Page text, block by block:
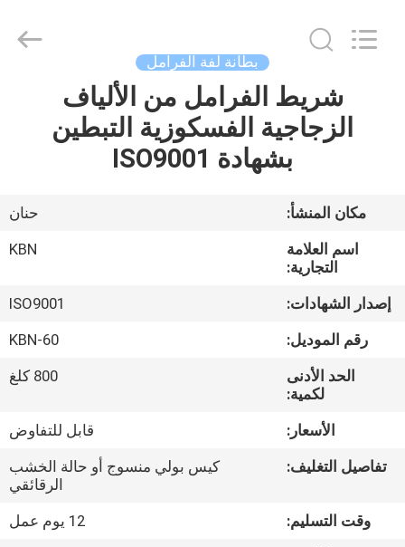
مسكن
معلومات
جولة
المعمل
مراقبة
الجودة
اتصل
بطانة لفة الفرامل
شريط الفرامل من الألياف
الزجاجية الفسكوزية التبطين
بشهادة ISO9001
مكان المنشأ:
حنان
اسم العلامة
التجارية:
KBN
إصدار الشهادات:
ISO9001
رقم الموديل:
KBN-60
الحد الأدنى
لكمية:
800 كلغ
الأسعار:
قابل للتفاوض
تفاصيل التغليف:
كيس بولي منسوج أو حالة الخشب
الرقائقي
وقت التسليم:
12 يوم عمل